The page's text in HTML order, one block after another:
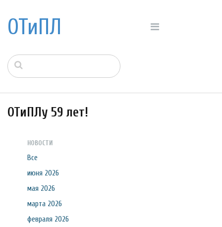
ОТиПЛ
ОТиПЛу 59 лет!
НОВОСТИ
Все
июня 2026
мая 2026
марта 2026
февраля 2026